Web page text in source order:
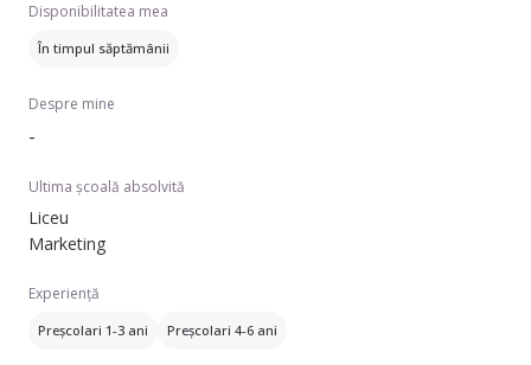
Disponibilitatea mea
În timpul săptămânii
Despre mine
-
Ultima școală absolvită
Liceu
Marketing
Experiență
Preșcolari 1-3 ani Preșcolari 4-6 ani